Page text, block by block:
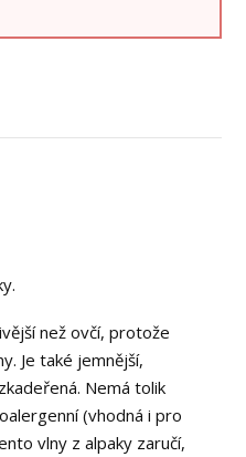
než ovčí, protože
Je také jemnější,
Nemá tolik
(vhodná i pro
vlny z alpaky zaručí,